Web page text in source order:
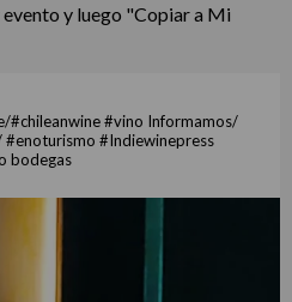
y luego "Copiar a Mi
#chileanwine #vino Informamos/
#Indiewinepress
bodegas